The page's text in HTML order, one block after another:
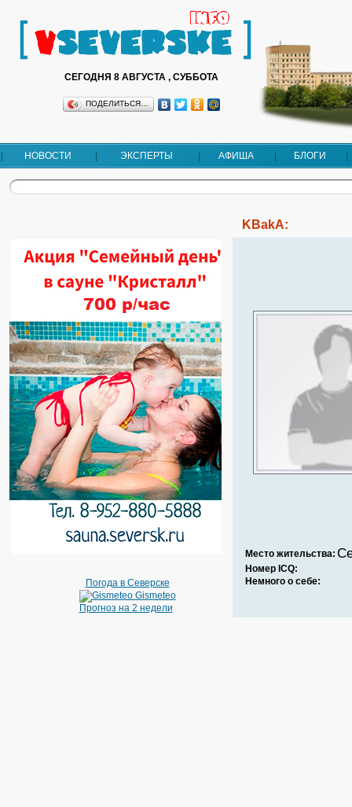
СЕГОДНЯ 8 АВГУСТА , СУББОТА
ПОДЕЛИТЬСЯ…
НОВОСТИ ЭКСПЕРТЫ АФИША БЛОГИ
Погода в Северске
Gismeteo
Прогноз на 2 недели
KBakA:
Место жительства:
Номер ICQ:
Немного о себе: